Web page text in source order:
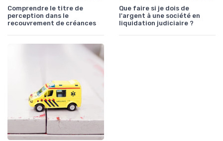
Comprendre le titre de
perception dans le
recouvrement de créances
Que faire si je dois de
l'argent à une société en
liquidation judiciaire ?